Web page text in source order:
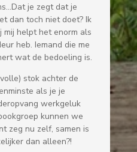
je zegt dat je
dan toch niet doet? Ik
mij helpt het enorm als
heb. Iemand die me
wat de bedoeling is.
stok achter de
als je je
werkgeluk
kunnen we
zeg nu zelf, samen is
dan alleen?!